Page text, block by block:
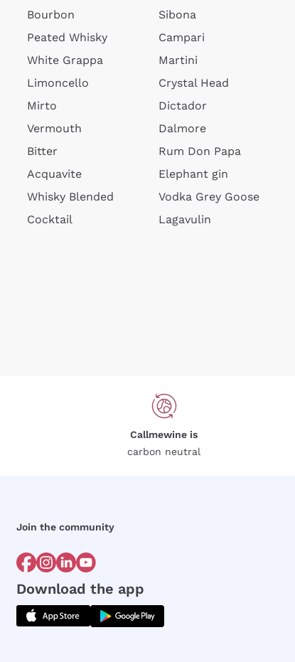
Bourbon
Peated Whisky
White Grappa
Limoncello
Mirto
Vermouth
Bitter
Acquavite
Whisky Blended
Cocktail
Sibona
Campari
Martini
Crystal Head
Dictador
Dalmore
Rum Don Papa
Elephant gin
Vodka Grey Goose
Lagavulin
Callmewine is
carbon neutral
Join the community
Download the app